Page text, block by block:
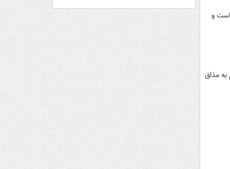
و
به مذاق